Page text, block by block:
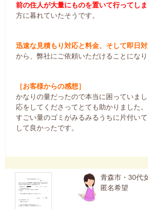
前の住人が大量にものを置いて行ってし
方に暮れていたそうです。
迅速な見積もり対応と料金、そして即日
から、弊社にご依頼いただけることになり
［お客様からの感想］
かなりの量だったので本当に困っていま
応をしてくださってとても助かりました。
すごい量のゴミがみるみるうちに片付い
して良かったです。
青森市・30代
匿名希望